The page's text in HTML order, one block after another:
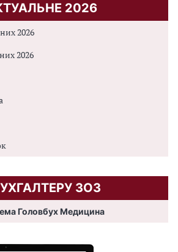
2026
2026
2026
ЗОЗ
Головбух Медицина